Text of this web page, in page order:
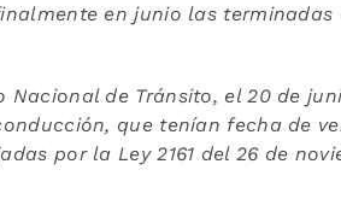
en junio las terminadas
Nacional de Tránsito, el 20 de
que tenían fecha de
por la Ley 2161 del 26 de